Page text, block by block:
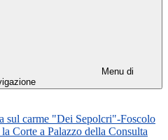
Menu di
sul carme "Dei Sepolcri"-Foscolo
Corte a Palazzo della Consulta